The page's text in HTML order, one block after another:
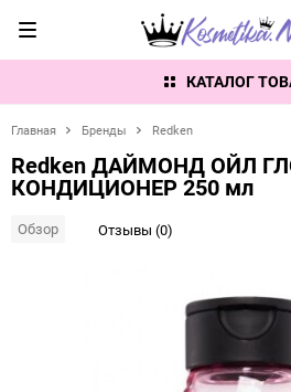
КАТАЛОГ
Главная Бренды Redken
Redken ДАЙМОНД ОЙЛ
КОНДИЦИОНЕР 250 мл
Обзор Отзывы (0)